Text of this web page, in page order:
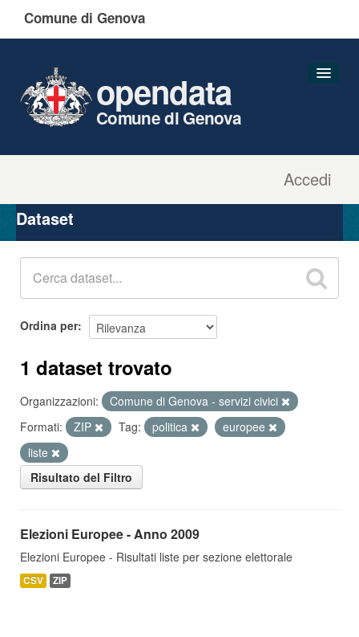
Comune di Genova
Accedi
opendata
Comune di Genova
Organizzazioni
Gruppi
Dataset
Ordina per
1 dataset trovato
Organizzazioni:
Comune di Genova - servizi civici
Formati:
ZIP Tag: politica
europee
liste
Risultato del Filtro
Elezioni Europee - Anno 2009
Elezioni Europee - Risultati liste per sezione elettorale
CSV ZIP